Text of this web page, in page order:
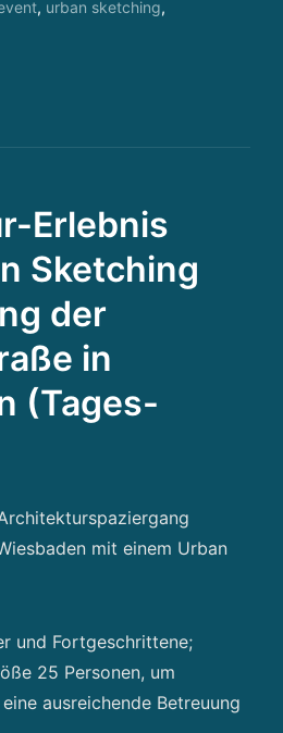
, urban sketching,
Erlebnis
Sketching
der
in
(Tages-
mit einem Urban
und Fortgeschrittene;
25 Personen, um
ausreichende Betreuung